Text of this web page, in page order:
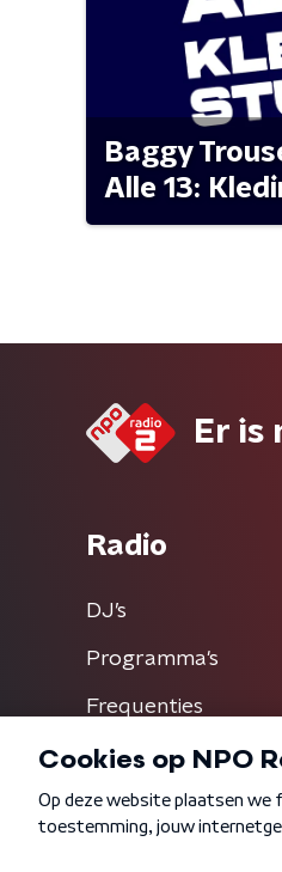
Baggy
Alle 13:
Er is
Radio
DJ’s
Programma's
Frequenties
Algemene